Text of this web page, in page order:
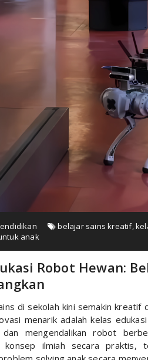
belajar sains kreatif,
anak
Robot Hewan:
di sekolah kini semakin
menarik adalah kelas
dan mengendalikan robot
konsep ilmiah secara praktis,